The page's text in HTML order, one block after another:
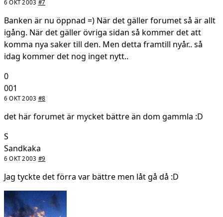
6 OKT 2003 #7
Banken är nu öppnad =) När det gäller forumet så är allt
igång. När det gäller övriga sidan så kommer det att
komma nya saker till den. Men detta framtill nyår.. så
idag kommer det nog inget nytt..
0
001
6 OKT 2003 #8
det här forumet är mycket bättre än dom gammla :D
S
Sandkaka
6 OKT 2003 #9
Jag tyckte det förra var bättre men låt gå då :D